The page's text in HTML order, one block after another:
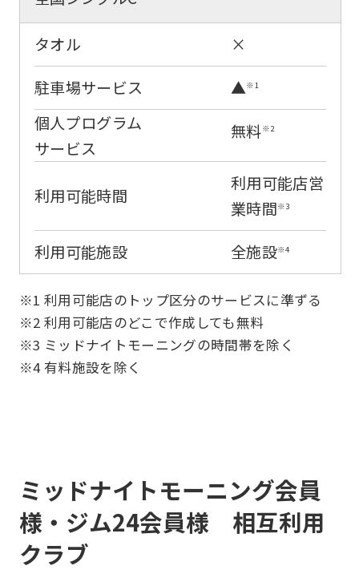
タオル
×
駐車場サービス
▲※1
個人プログラム
サービス
無料※2
利用可能時間
利用可能店営
業時間※3
利用可能施設 全施設※4
※1 利用可能店のトップ区分のサービスに準ずる
※2 利用可能店のどこで作成しても無料
※3 ミッドナイトモーニングの時間帯を除く
※4 有料施設を除く
ミッドナイトモーニング会員
様・ジム24会員様 相互利用
クラブ
to
the
However,
you
automatic
translation
service,
this
website
will